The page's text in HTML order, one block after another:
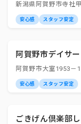
新潟県阿賀野市寺社
安心感 スタッフ安定
阿賀野市デイサ
阿賀野市大室1953－1
安心感 スタッフ安定
ごきげん倶楽部